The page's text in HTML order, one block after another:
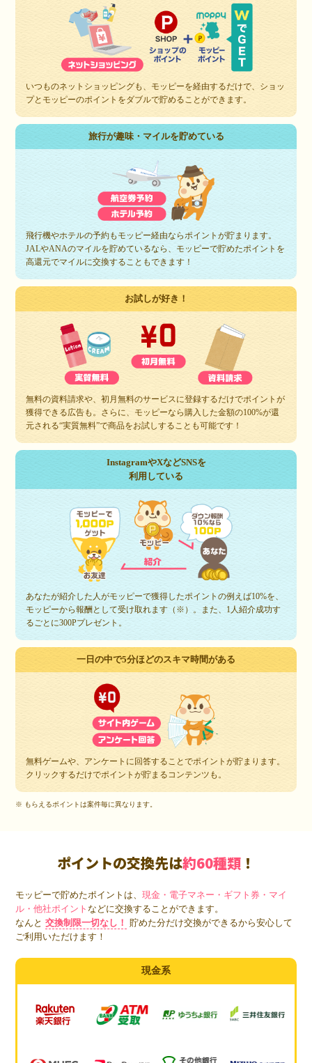
いつものネットショッピングも、モッピーを経由するだけで、ショッ
プとモッピーのポイントをダブルで貯めることができます。
旅行が趣味・マイルを貯めている
飛行機やホテルの予約もモッピー経由ならポイントが貯まります。
JALやANAのマイルを貯めているなら、モッピーで貯めたポイントを
高還元でマイルに交換することもできます！
お試しが好き！
無料の資料請求や、初月無料のサービスに登録するだけでポイントが
獲得できる広告も。さらに、モッピーなら購入した金額の100%が還
元される“実質無料”で商品をお試しすることも可能です！
InstagramやXなどSNSを
利用している
あなたが紹介した人がモッピーで獲得したポイントの例えば10%を、
モッピーから報酬として受け取れます（※）。また、1人紹介成功す
るごとに300Pプレゼント。
一日の中で5分ほどのスキマ時間がある
無料ゲームや、アンケートに回答することでポイントが貯まります。
クリックするだけでポイントが貯まるコンテンツも。
※ もらえるポイントは案件毎に異なります。
ポイントの交換先は約60種類 ！
モッピーで貯めたポイントは、現金・電子マネー・ギフト券・マイ
ル・他社ポイントなどに交換することができます。
なんと 交換制限一切なし！
貯めた分だけ交換ができるから安心して
ご利用いただけます！
現金系